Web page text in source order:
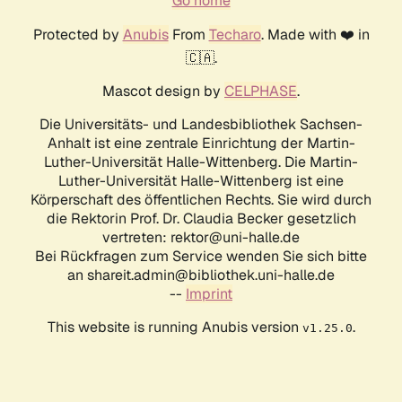
Protected by AnubisFrom Techaro. Made with ❤️ in
🇨🇦.
Mascot design by CELPHASE.
Die Universitäts- und Landesbibliothek Sachsen-
Anhalt ist eine zentrale Einrichtung der Martin-
Luther-Universität Halle-Wittenberg. Die Martin-
Luther-Universität Halle-Wittenberg ist eine
Körperschaft des öffentlichen Rechts. Sie wird durch
die Rektorin Prof. Dr. Claudia Becker gesetzlich
vertreten: rektor@uni-halle.de
Bei Rückfragen zum Service wenden Sie sich bitte
an shareit.admin@bibliothek.uni-halle.de
-- Imprint
This website is running Anubis version v1.25.0.